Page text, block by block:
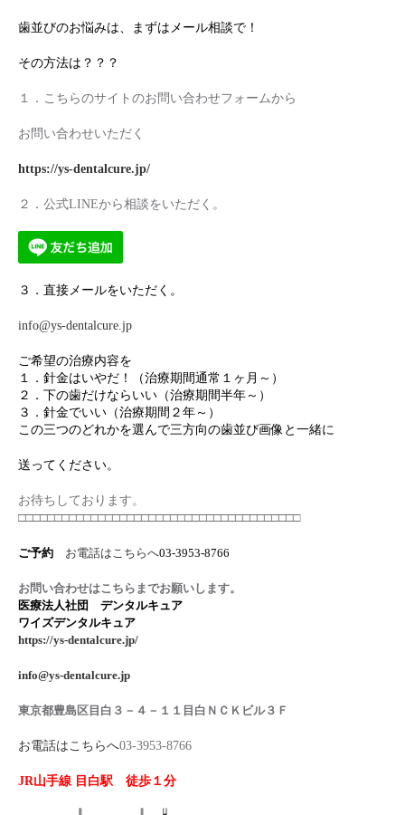
歯並びのお悩みは、まずはメール相談で！
その方法は？？？
１．こちらのサイトのお問い合わせフォームから
お問い合わせいただく
https://ys-dentalcure.jp/
２．公式LINEから相談をいただく。
３．直接メールをいただく。
info@ys-dentalcure.jp
ご希望の治療内容を
１．針金はいやだ！（治療期間通常１ヶ月～）
２．下の歯だけならいい（治療期間半年～）
３．針金でいい（治療期間２年～）
この三つのどれかを選んで三方向の歯並び画像と一緒に
送ってください。
お待ちしております。
□□□□□□□□□□□□□□□□□□□□□□□□□□□□□□□□□□□□□□□
ご予約 お電話はこちらへ03-3953-8766
お問い合わせはこちらまでお願いします。
医療法人社団 デンタルキュア
ワイズデンタルキュア
https://ys-dentalcure.jp/
info@ys-dentalcure.jp
東京都豊島区目白３－４－１１目白ＮＣＫビル３Ｆ
お電話はこちらへ03-3953-8766
JR山手線 目白駅 徒歩１分